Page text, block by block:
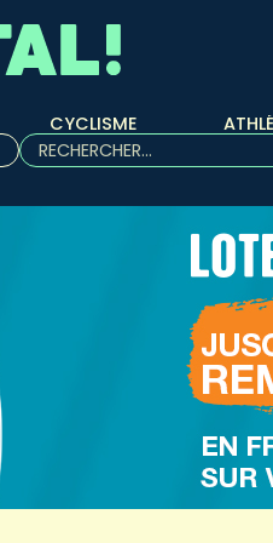
CYCLISME
Rechercher :